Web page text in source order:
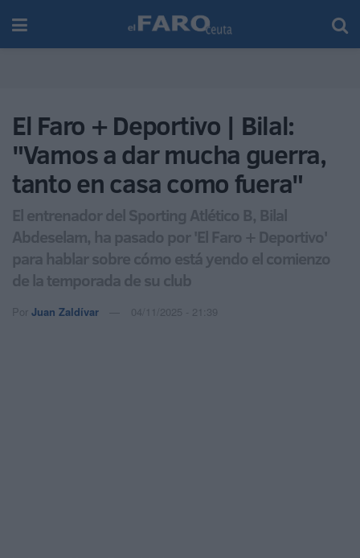
El Faro + Deportivo | Bilal:
"Vamos a dar mucha guerra,
tanto en casa como fuera"
El entrenador del Sporting Atlético B, Bilal
Abdeselam, ha pasado por 'El Faro + Deportivo'
para hablar sobre cómo está yendo el comienzo
de la temporada de su club
Por Juan Zaldívar 04/11/2025 - 21:39